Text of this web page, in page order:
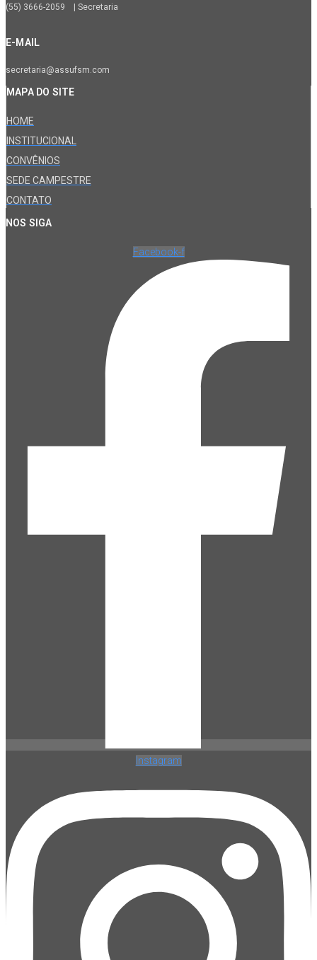
(55) 3666-2059 | Secretaria
E-MAIL
secretaria@assufsm.com
MAPA DO SITE
HOME
INSTITUCIONAL
CONVÊNIOS
SEDE CAMPESTRE
CONTATO
NOS SIGA
Facebook-f
Instagram